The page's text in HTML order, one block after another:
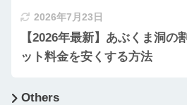
2026年7月23日
【2026年最新】あぶくま洞の
ット料金を安くする方法
Others